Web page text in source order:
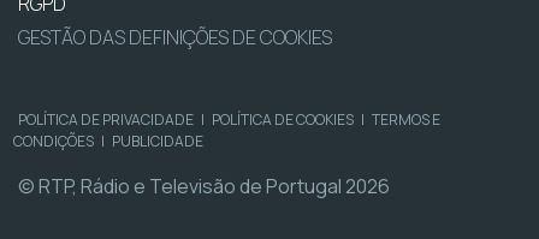
GESTÃO DAS DEFINIÇÕES DE COOKIES
POLÍTICA DE PRIVACIDADE | POLÍTICA DE COOKIES | TERMOS E
CONDIÇÕES | PUBLICIDADE
© RTP, Rádio e Televisão de Portugal 2026